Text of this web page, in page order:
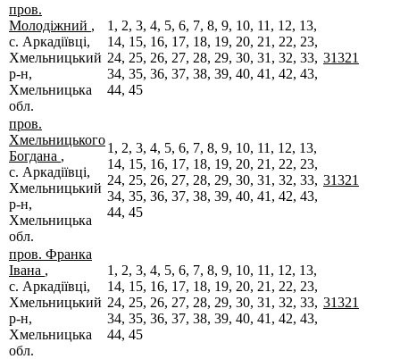
пров.
Молодіжний ,
с. Аркадіївці,
Хмельницький
р-н,
Хмельницька
обл.
1, 2, 3, 4, 5, 6, 7, 8, 9, 10, 11, 12, 13,
14, 15, 16, 17, 18, 19, 20, 21, 22, 23,
24, 25, 26, 27, 28, 29, 30, 31, 32, 33,
34, 35, 36, 37, 38, 39, 40, 41, 42, 43,
44, 45
31321
пров.
Хмельницького
Богдана ,
с. Аркадіївці,
Хмельницький
р-н,
Хмельницька
обл.
1, 2, 3, 4, 5, 6, 7, 8, 9, 10, 11, 12, 13,
14, 15, 16, 17, 18, 19, 20, 21, 22, 23,
24, 25, 26, 27, 28, 29, 30, 31, 32, 33,
34, 35, 36, 37, 38, 39, 40, 41, 42, 43,
44, 45
31321
пров. Франка
Івана ,
с. Аркадіївці,
Хмельницький
р-н,
Хмельницька
обл.
1, 2, 3, 4, 5, 6, 7, 8, 9, 10, 11, 12, 13,
14, 15, 16, 17, 18, 19, 20, 21, 22, 23,
24, 25, 26, 27, 28, 29, 30, 31, 32, 33,
34, 35, 36, 37, 38, 39, 40, 41, 42, 43,
44, 45
31321